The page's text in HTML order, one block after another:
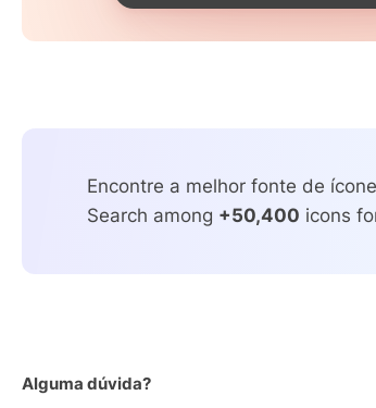
Encontre a melhor fonte de
Search among +50,400 icons
Alguma dúvida?